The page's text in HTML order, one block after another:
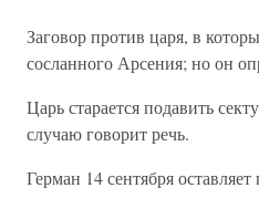
Заговор против царя, в
сосланного Арсения; но он
Царь старается подавить
случаю говорит речь.
Герман 14 сентября